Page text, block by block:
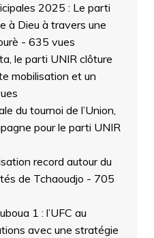
2025 : Le parti
à Dieu à travers une
- 635 vues
le parti UNIR clôture
mobilisation et un
du tournoi de l’Union,
pour le parti UNIR
record autour du
de Tchaoudjo - 705
1 : l’UFC au
avec une stratégie